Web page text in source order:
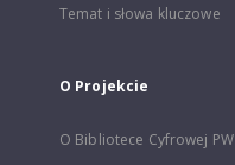
Temat i słowa kluczowe
O Projekcie
O Bibliotece Cyfrowej PW